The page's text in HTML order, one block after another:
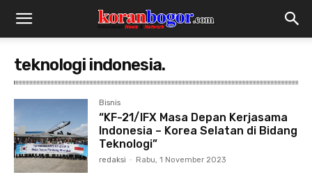
teknologi indonesia.
Bisnis
“KF-21/IFX Masa Depan Kerjasama
Indonesia – Korea Selatan di Bidang
Teknologi”
redaksi - Rabu, 1 November 2023